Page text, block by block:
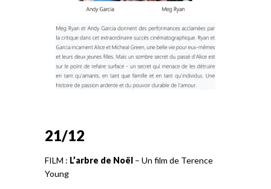
21/12
FILM : L’arbre de Noël – Un film de Terence
Young